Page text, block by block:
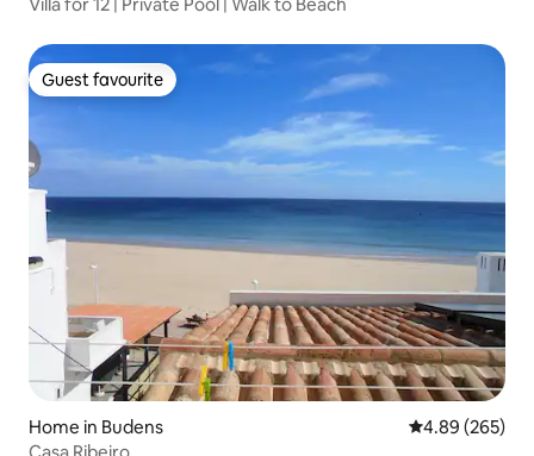
Guest favourite
Guest favourite
Home in Budens 4.89 out of 5
4.89 (265)